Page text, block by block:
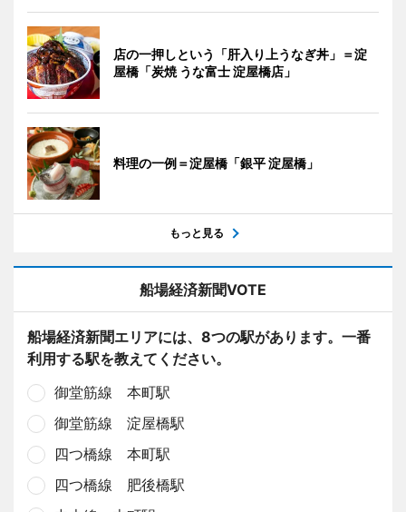
店の一押しという「肝入り上うなぎ丼」＝淀
屋橋「炭焼 うな富士 淀屋橋店」
料理の一例＝淀屋橋「銀平 淀屋橋」
もっと見る
船場経済新聞VOTE
船場経済新聞エリアには、8つの駅があります。一番
利用する駅を教えてください。
御堂筋線 本町駅
御堂筋線 淀屋橋駅
四つ橋線 本町駅
四つ橋線 肥後橋駅